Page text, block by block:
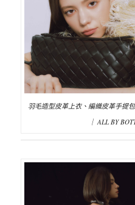
羽毛造型皮革上衣、編織皮革手提
｜ ALL BY